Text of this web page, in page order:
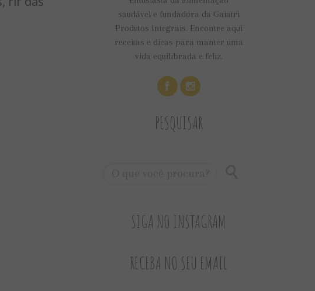
saudável e fundadora da Gaiatri
Produtos Integrais. Encontre aqui
receitas e dicas para manter uma
vida equilibrada e feliz.
PESQUISAR
SIGA NO INSTAGRAM
RECEBA NO SEU EMAIL